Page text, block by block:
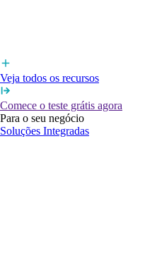
Veja todos os recursos
Comece o teste grátis agora
Para o seu negócio
Soluções Integradas